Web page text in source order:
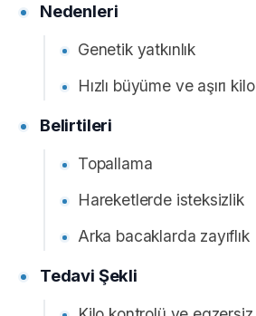
Nedenleri
Genetik yatkınlık
Hızlı büyüme ve aşırı kilo
Belirtileri
Topallama
Hareketlerde isteksizlik
Arka bacaklarda zayıflık
Tedavi Şekli